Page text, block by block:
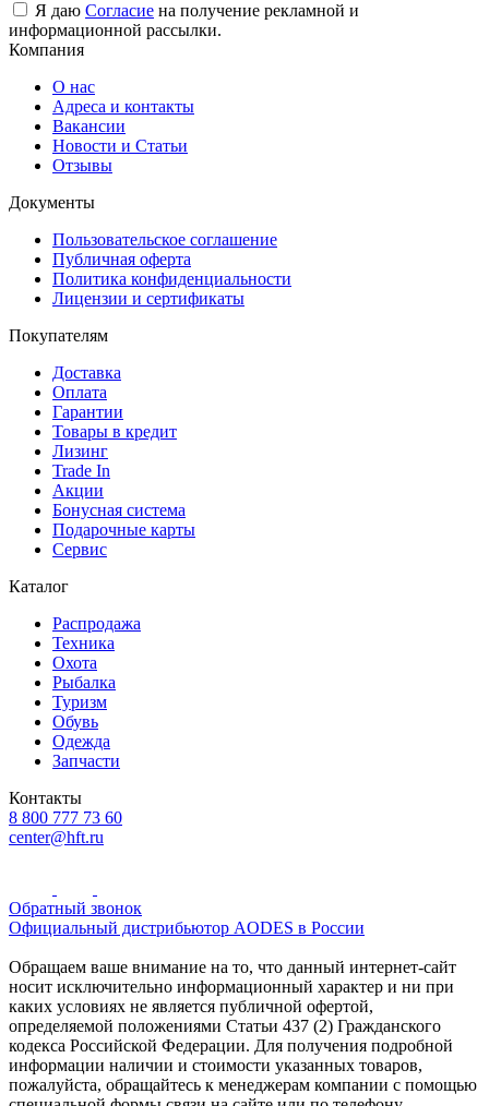
Я даю Согласие на получение рекламной и
информационной рассылки.
Компания
О нас
Адреса и контакты
Вакансии
Новости и Статьи
Отзывы
Документы
Пользовательское соглашение
Публичная оферта
Политика конфиденциальности
Лицензии и сертификаты
Покупателям
Доставка
Оплата
Гарантии
Товары в кредит
Лизинг
Trade In
Акции
Бонусная система
Подарочные карты
Сервис
Каталог
Распродажа
Техника
Охота
Рыбалка
Туризм
Обувь
Одежда
Запчасти
Контакты
8 800 777 73 60
center@hft.ru
Обратный звонок
Официальный дистрибьютор AODES в России
Обращаем ваше внимание на то, что данный интернет-сайт
носит исключительно информационный характер и ни при
каких условиях не является публичной офертой,
определяемой положениями Статьи 437 (2) Гражданского
кодекса Российской Федерации. Для получения подробной
информации наличии и стоимости указанных товаров,
пожалуйста, обращайтесь к менеджерам компании с помощью